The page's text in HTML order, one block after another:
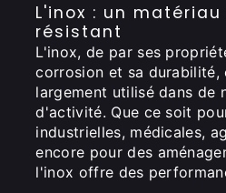
L'inox : un
résistant
L'inox, de par ses
corrosion et sa durabilité,
largement utilisé dans de
d'activité. Que ce soit
industrielles, médicales,
encore pour des
l'inox offre des